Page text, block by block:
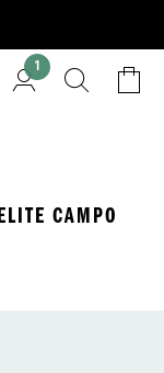
1
CAMPO